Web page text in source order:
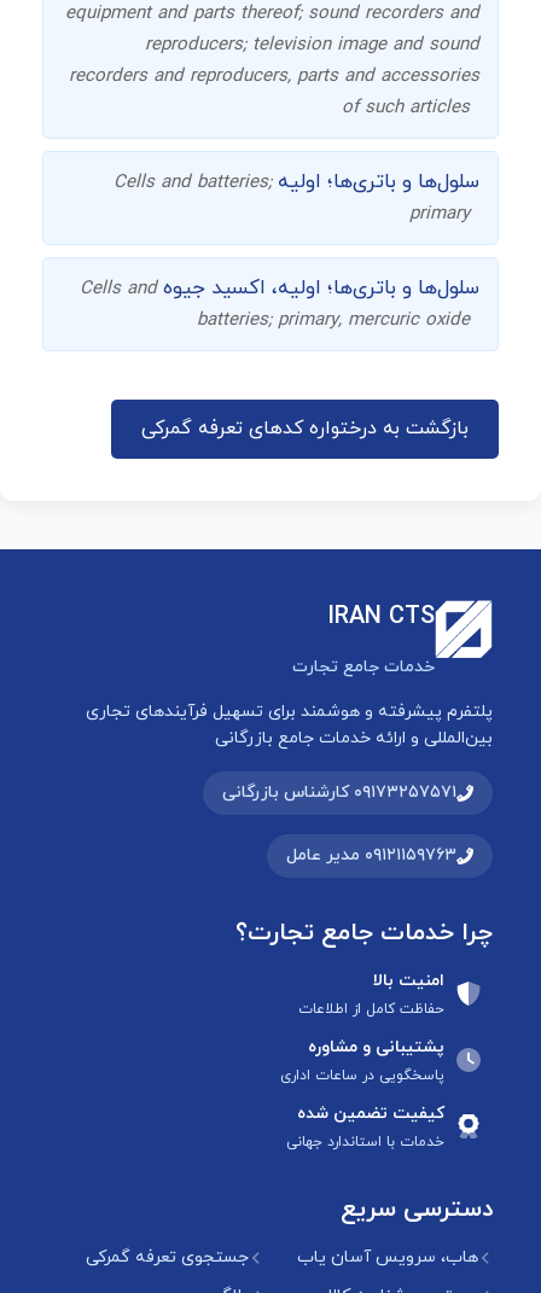
equipment and parts thereof; sound recorders and
reproducers; television image and sound
recorders and reproducers, parts and accessories
of such articles
سلول‌ها و باتری‌ها؛ اولیهCells and batteries;
primary
سلول‌ها و باتری‌ها؛ اولیه، اکسید جیوهCells and
batteries; primary, mercuric oxide
بازگشت به درختواره کدهای تعرفه گمرکی
IRAN CTS
خدمات جامع تجارت
پلتفرم پیشرفته و هوشمند برای تسهیل فرآیندهای تجاری
بین‌المللی و ارائه خدمات جامع بازرگانی
۰۹۱۷۳۲۵۷۵۷۱ کارشناس بازرگانی
۰۹۱۲۱۱۵۹۷۶۳ مدیر عامل
چرا خدمات جامع تجارت؟
امنیت بالا
حفاظت کامل از اطلاعات
پشتیبانی و مشاوره
پاسخگویی در ساعات اداری
کیفیت تضمین شده
خدمات با استاندارد جهانی
دسترسی سریع
هاب، سرویس آسان یاب
جستجوی تعرفه گمرکی